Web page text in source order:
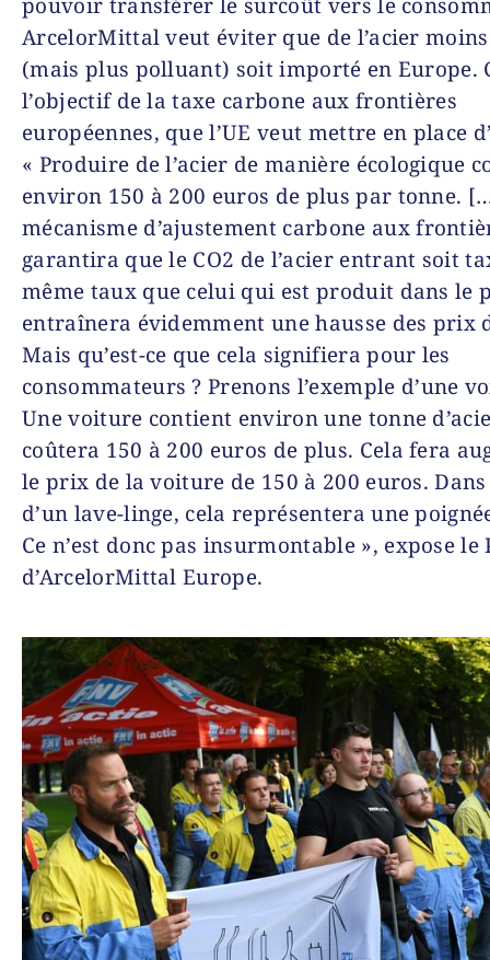
ArcelorMittal veut éviter que de l’acier
(mais plus polluant) soit importé en Europe.
l’objectif de la taxe carbone aux frontières
européennes, que l’UE veut mettre en place
« Produire de l’acier de manière écologique
environ 150 à 200 euros de plus par tonne.
mécanisme d’ajustement carbone aux
garantira que le CO2 de l’acier entrant soit
même taux que celui qui est produit dans le
entraînera évidemment une hausse des prix
Mais qu’est-ce que cela signifiera pour les
consommateurs ? Prenons l’exemple d’une
Une voiture contient environ une tonne
coûtera 150 à 200 euros de plus. Cela fera
le prix de la voiture de 150 à 200 euros. Dans
d’un lave-linge, cela représentera une
Ce n’est donc pas insurmontable », expose le
d’ArcelorMittal Europe.